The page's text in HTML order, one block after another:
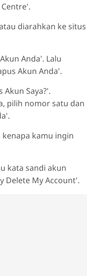
diarahkan ke situs
Anda'. Lalu
Akun Anda'.
Akun Saya?'.
pilih nomor satu dan
kenapa kamu ingin
kata sandi akun
Delete My Account'.